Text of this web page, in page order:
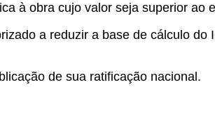
à obra cujo valor seja superior ao
a reduzir a base de cálculo
de sua ratificação nacional.